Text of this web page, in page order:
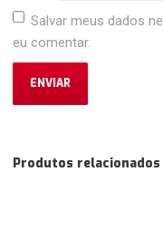
Salvar meus dados
eu comentar.
Produtos relacionados